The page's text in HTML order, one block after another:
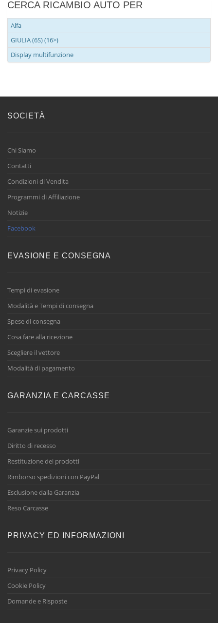
CERCA RICAMBIO AUTO PER
Alfa
GIULIA (6S) (16>)
Display multifunzione
SOCIETÀ
Chi Siamo
Contatti
Condizioni di Vendita
Programmi di Affiliazione
Notizie
Facebook
EVASIONE E CONSEGNA
Tempi di evasione
Modalità e Tempi di consegna
Spese di consegna
Cosa fare alla ricezione
Scegliere il vettore
Modalità di pagamento
GARANZIA E CARCASSE
Garanzie sui prodotti
Diritto di recesso
Restituzione dei prodotti
Rimborso spedizioni con PayPal
Esclusione dalla Garanzia
Reso Carcasse
PRIVACY ED INFORMAZIONI
Privacy Policy
Cookie Policy
Domande e Risposte